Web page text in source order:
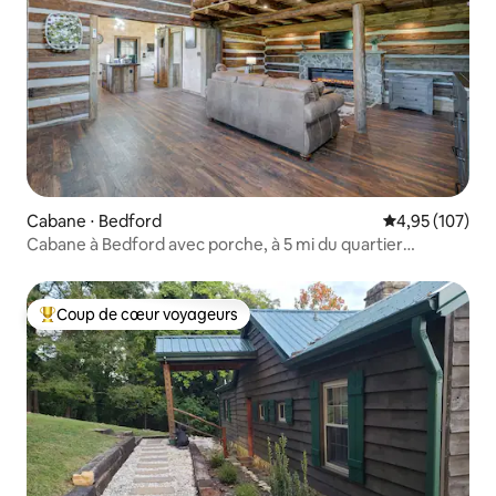
Cabane ⋅ Bedford Évaluation
4,95 (107)
Cabane à Bedford avec porche, à 5 mi du quartier
Coups de cœur voyageurs les plus appréciés
Coup de cœur voyageurs